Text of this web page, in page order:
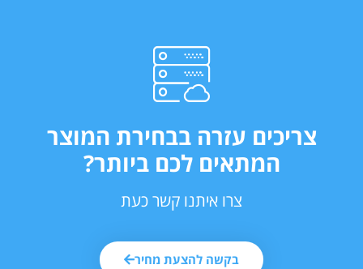
צריכים עזרה בבחירת המוצר
המתאים לכם ביותר?
צרו איתנו קשר כעת
בקשה להצעת מחיר